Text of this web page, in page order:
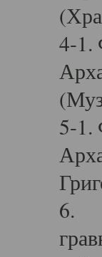
4-1.
5-1.
6.